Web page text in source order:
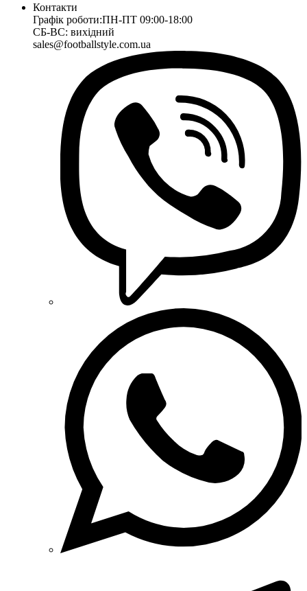
Контакти
Графік роботи:ПН-ПТ 09:00-18:00
СБ-ВС: вихідний
sales@footballstyle.com.ua